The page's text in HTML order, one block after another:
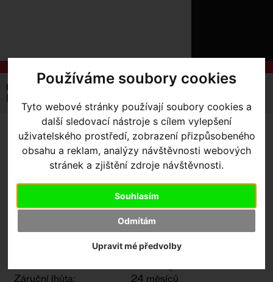
Používáme soubory cookies
Tyto webové stránky používají soubory cookies a
další sledovací nástroje s cílem vylepšení
uživatelského prostředí, zobrazení přizpůsobeného
obsahu a reklam, analýzy návštěvnosti webových
stránek a zjištění zdroje návštěvnosti.
Souhlasím
Odmítám
Upravit mé předvolby
NÁSO
NÁKUPU
SLUŽBY
REGISTRACE
ZTRATILI
Úvodní strana Výbava pro jezdce Vesty Pánské
MEN'S DEFLECT WIND
VEST- Black SM
Specialized
Ne
Záruční lhůta:
24 měsíců